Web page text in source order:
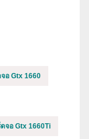
อ Gtx 1660
จอ Gtx 1660Ti